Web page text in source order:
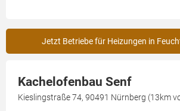
Jetzt Betriebe für Heizungen in
Kachelofenbau Senf
Kieslingstraße 74, 90491 Nürnberg (13km